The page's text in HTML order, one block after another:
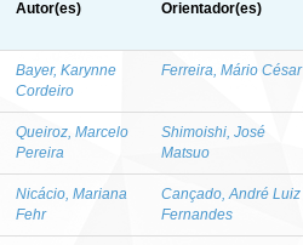
Autor(es) Orientador(es)
Bayer, Karynne
Cordeiro
Ferreira, Mário César
Queiroz, Marcelo
Pereira
Shimoishi, José
Matsuo
Nicácio, Mariana
Fehr
Cançado, André Luiz
Fernandes